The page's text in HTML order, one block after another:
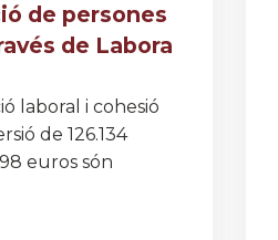
de persones
de Labora
laboral i cohesió
de 126.134
euros són